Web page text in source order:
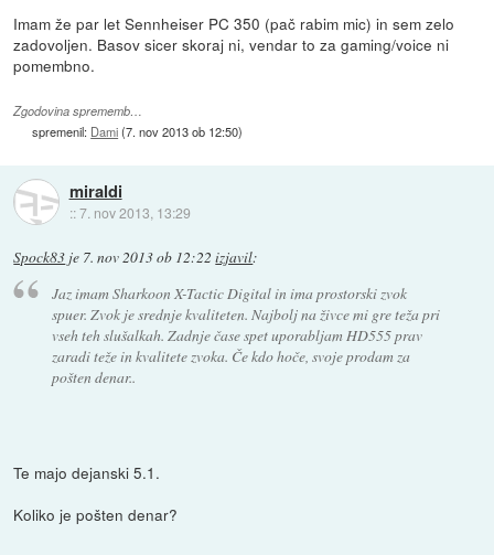
Imam že par let Sennheiser PC 350 (pač rabim mic) in sem zelo
zadovoljen. Basov sicer skoraj ni, vendar to za gaming/voice ni
pomembno.
Zgodovina sprememb…
spremenil: Dami(7. nov 2013 ob 12:50)
miraldi
::7. nov 2013, 13:29
Spock83 je 7. nov 2013 ob 12:22 izjavil:
Jaz imam Sharkoon X-Tactic Digital in ima prostorski zvok
spuer. Zvok je srednje kvaliteten. Najbolj na živce mi gre teža pri
vseh teh slušalkah. Zadnje čase spet uporabljam HD555 prav
zaradi teže in kvalitete zvoka. Če kdo hoče, svoje prodam za
pošten denar..
Te majo dejanski 5.1.
Koliko je pošten denar?